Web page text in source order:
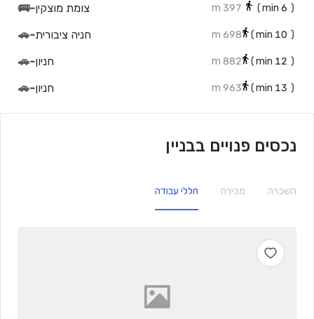
(
6
397 m צומת מוצקין-
🚌
(
10
698 m חניה ציבורית-
🚗
(
12
882 m חניון-
🚗
(
13
963 m חניון-
🚗
נכסים פנויים בבניין
השכרה מכירה חללי עבודה